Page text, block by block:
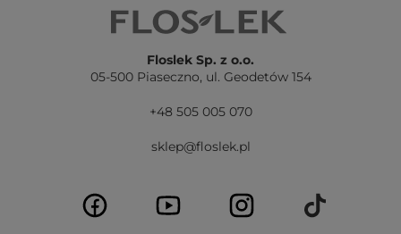
Floslek Sp. z o.o.
05-500 Piaseczno, ul. Geodetów 154
+48 505 005 070
sklep@floslek.pl